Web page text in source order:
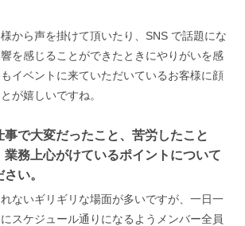
から声を掛けて頂いたり、SNS で話題にな
を感じることができたときにやりがいを感
イベントに来ていただいているお客様に顔
が嬉しいですね。
事で大変だったこと、苦労したこと
業務上心がけているポイントについて
い。
ないギリギリな場面が多いですが、一日一
スケジュール通りになるようメンバー全員